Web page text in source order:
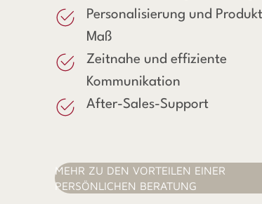
Personalisierung und
Maß
Zeitnahe und effiziente
Kommunikation
After-Sales-Support
MEHR ZU DEN VORTEILEN EINER
PERSÖNLICHEN BERATUNG